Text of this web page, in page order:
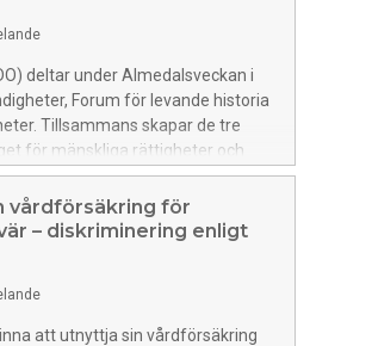
deltar under Almedalsveckan i
Forum för levande historia
Tillsammans skapar de tre
för mänskliga rättigheter och
fullspäckat program av montrar,
med mera.
vårdförsäkring för
– diskriminering enligt
att utnyttja sin vårdförsäkring